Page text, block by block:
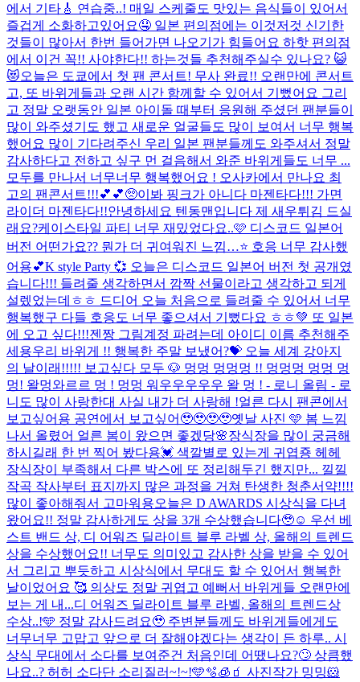
에서 기타🎸 연습중..! 매일 스케줄도 맛있는 음식들이 있어서
즐겁게 소화하고있어요🤤 일본 편의점에는 이것저것 신기한
것들이 많아서 한번 들어가면 나오기가 힘들어요 하핫 편의점
에서 이건 꼭!! 사야한다!! 하는것들 추천해주실수 있나요? 😺
😻오늘은 도쿄에서 첫 팬 콘서트! 무사 완료!! 오랜만에 콘서트
고, 또 바위게들과 오랜 시간 함께할 수 있어서 기뻤어요 그리
고 정말 오랫동안 일본 아이돌 때부터 응원해 주셨던 팬분들이
많이 와주셨기도 했고 새로운 얼굴들도 많이 보여서 너무 행복
했어요 많이 기다려주신 우리 일본 팬분들께도 와주셔서 정말
감사하다고 전하고 싶구 먼 걸음해서 와준 바위게들도 너무 ...
모두를 만나서 너무너무 행복했어요 ! 오사카에서 만나요 최
고의 팬콘서트!!!💕💕🥺이봐 핑크가 아니다 마젠타다!!! 가면
라이더 마젠타다!!안녕하세요 텐동맨입니다 제 새우튀김 드실
래요?케이스타일 파티 너무 재밌었다요..🩷 디스코드 일본어
버전 어떤가요?? 뭔가 더 귀여워진 느낌…⭐️ 호응 너무 감사했
어용💕K style Party 💞 오늘은 디스코드 일본어 버전 첫 공개였
습니다!!! 들려줄 생각하면서 깜짝 선물이라고 생각하고 되게
설렜었는데ㅎㅎ 드디어 오늘 처음으로 들려줄 수 있어서 너무
행복했구 다들 호응도 너무 좋으셔서 기뻤다요 ㅎㅎ💚 또 일본
에 오고 싶다!!!젠짱 그림계정 파려는데 아이디 이름 추천해주
세용우리 바위게 !! 행복한 주말 보냈어?💝 오늘 세계 강아지
의 날이래!!!!! 보고싶다 모두 🐶 멍멍 멍멍멍 !! 멍멍멍 멍멍 멍
멍! 왈멍와르르 멍 ! 멍멍 워우우우우우 왈 멍 ! - 로니 올림 - 로
니도 많이 사랑한대 사실 내가 더 사랑해 !얼른 다시 팬콘에서
보고싶어용 공연에서 보고싶어🥹🥹🥹🥹옛날 사진 🩵 봄 느낌
나서 올렸어 얼른 봄이 왔으면 좋겠당🌸장식장을 많이 궁금해
하시길래 한 번 찍어 봤다용💓 색깔별로 있는게 귀엽죵 헤헤
장식장이 부족해서 다른 박스에 또 정리해두긴 했지만... 낄낄
작곡 작사부터 표지까지 많은 과정을 거쳐 탄생한 청춘서약!!!!
많이 좋아해줘서 고마워용오늘은 D AWARDS 시상식을 다녀
왔어요!! 정말 감사하게도 상을 3개 수상했습니다🥹☺️ 우선 베
스트 밴드 상, 디 어워즈 딜라이트 블루 라벨 상, 올해의 트렌드
상을 수상했어요!! 너무도 의미있고 감사한 상을 받을 수 있어
서 그리고 뿌듯하고 시상식에서 무대도 할 수 있어서 행복한
날이었어요 🥰 의상도 정말 귀엽고 예뻐서 바위게들 오랜만에
보는 게 내...디 어워즈 딜라이트 블루 라벨, 올해의 트렌드상
수상..!🩵 정말 감사드려요🥹 주변분들께도 바위게들에게도
너무너무 고맙고 앞으로 더 잘해야겠다는 생각이 든 하루.. 시
상식 무대에서 소다를 보여준건 처음인데 어땠나요?🙄 상큼했
나요..? 허허 소다단 소리질러~!~!🩵🫧🧊🧃 사진작가 밍밍🐹